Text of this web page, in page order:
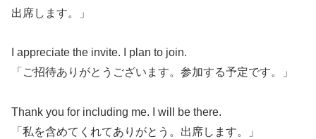
出席します。」
I appreciate the invite. I plan to join.
「ご招待ありがとうございます。参加する予定です。」
Thank you for including me. I will be there.
「私を含めてくれてありがとう。出席します。」